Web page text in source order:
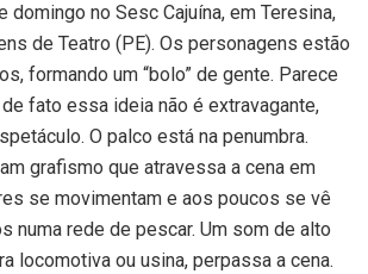
domingo no Sesc Cajuína, em Teresina,
de Teatro (PE). Os personagens estão
formando um “bolo” de gente. Parece
fato essa ideia não é extravagante,
O palco está na penumbra.
grafismo que atravessa a cena em
se movimentam e aos poucos se vê
numa rede de pescar. Um som de alto
locomotiva ou usina, perpassa a cena.